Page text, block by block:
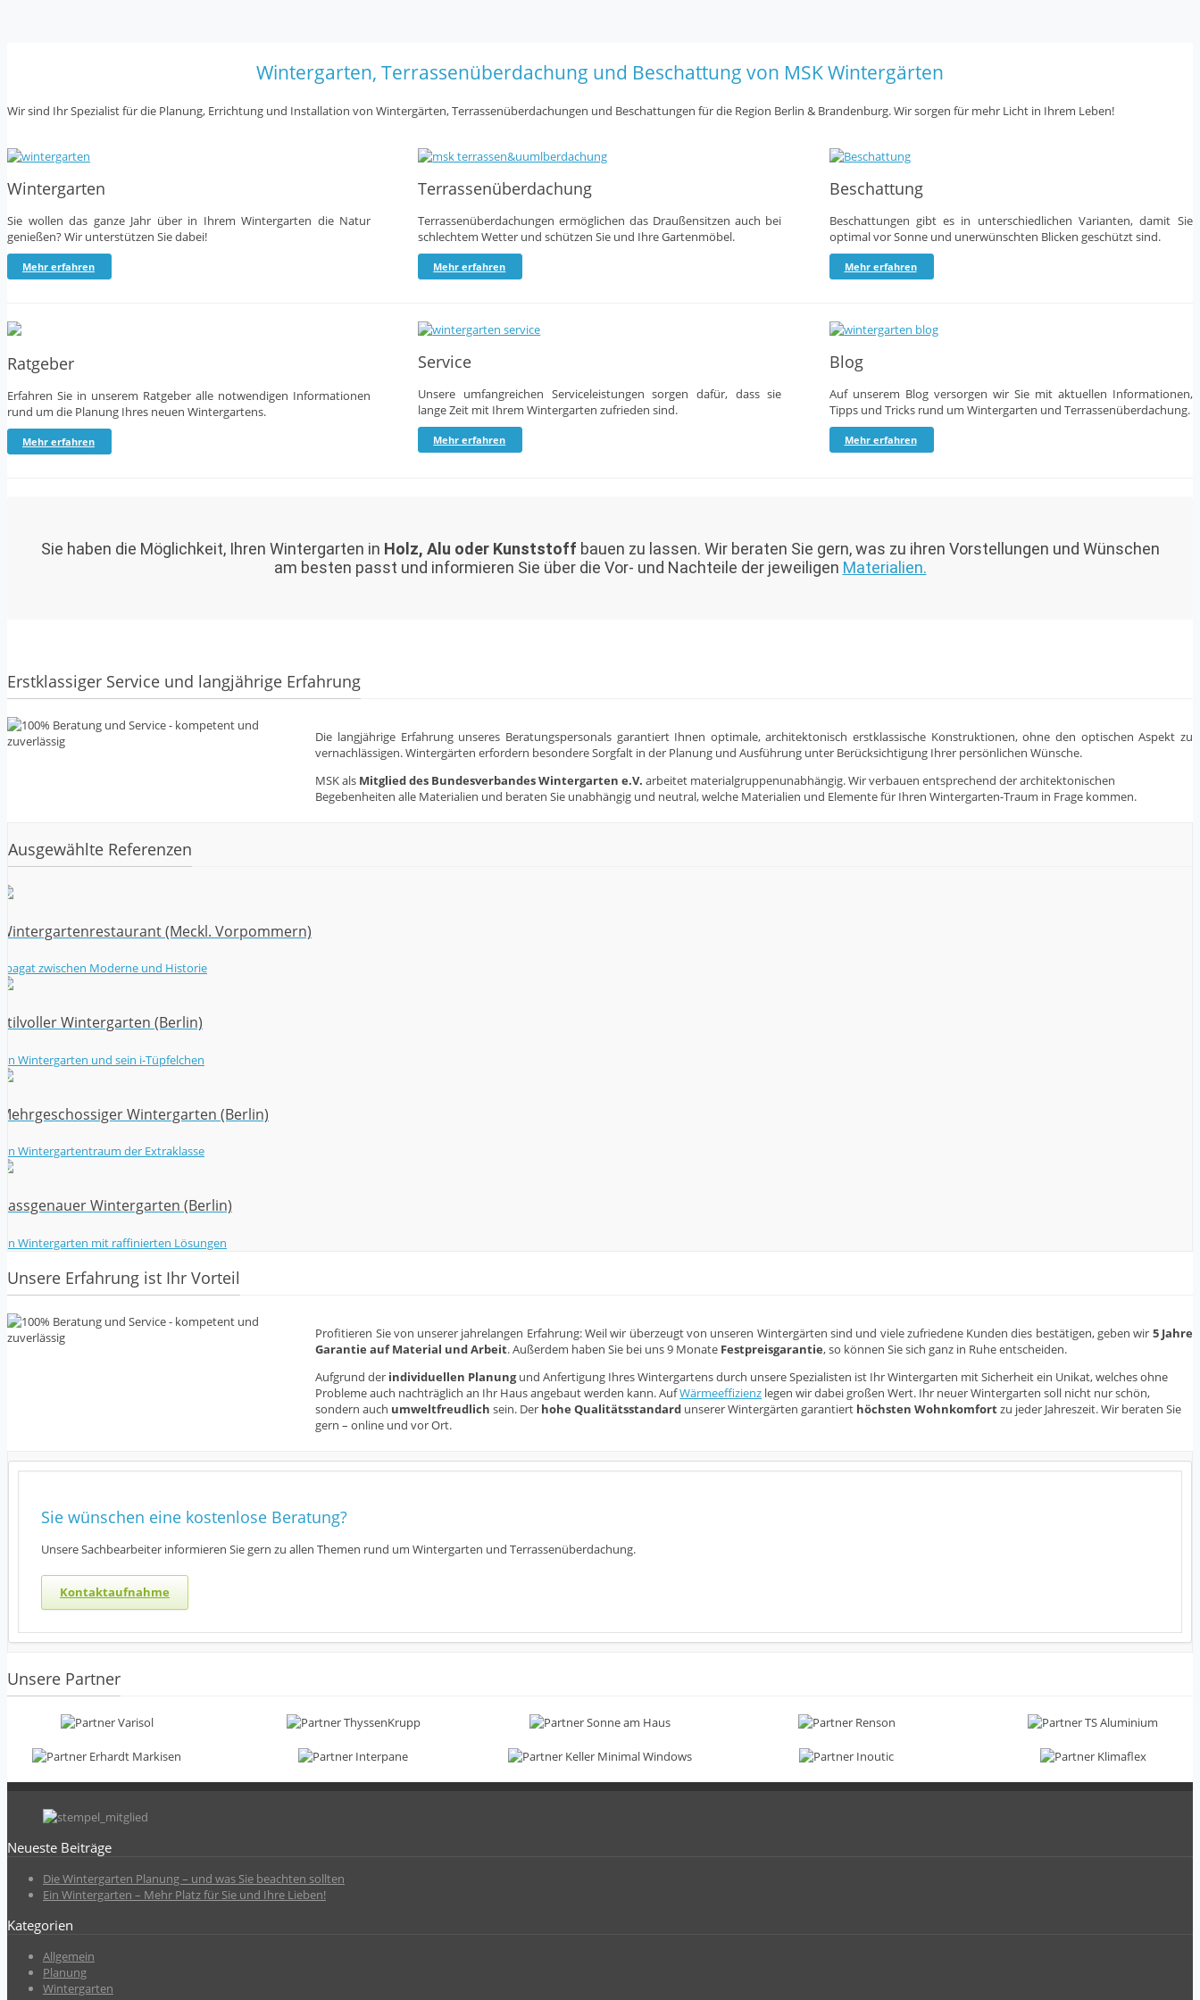
Wintergarten, Terrassenüberdachung und Beschattung von MSK Wintergärten
Wir sind Ihr Spezialist für die Planung, Errichtung und Installation von Wintergärten, Terrassenüberdachungen und Beschattungen für die Region Berlin & Brandenburg. Wir sorgen für mehr Licht in Ihrem Leben!
Wintergarten
Sie wollen das ganze Jahr über in Ihrem Wintergarten die Natur
genießen? Wir unterstützen Sie dabei!
Mehr erfahren
Terrassenüberdachung
Terrassenüberdachungen ermöglichen das Draußensitzen auch bei
schlechtem Wetter und schützen Sie und Ihre Gartenmöbel.
Mehr erfahren
Beschattung
Beschattungen gibt es in unterschiedlichen Varianten, damit Sie
optimal vor Sonne und unerwünschten Blicken geschützt sind.
Mehr erfahren
Ratgeber
Erfahren Sie in unserem Ratgeber alle notwendigen Informationen
rund um die Planung Ihres neuen Wintergartens.
Mehr erfahren
Service
Unsere umfangreichen Serviceleistungen sorgen dafür, dass sie
lange Zeit mit Ihrem Wintergarten zufrieden sind.
Mehr erfahren
Blog
Auf unserem Blog versorgen wir Sie mit aktuellen Informationen,
Tipps und Tricks rund um Wintergarten und Terrassenüberdachung.
Mehr erfahren
Sie haben die Möglichkeit, Ihren Wintergarten in Holz, Alu oder Kunststoff bauen zu lassen. Wir beraten Sie gern, was zu ihren Vorstellungen und Wünschen
am besten passt und informieren Sie über die Vor- und Nachteile der jeweiligen Materialien.
Erstklassiger Service und langjährige Erfahrung
Die langjährige Erfahrung unseres Beratungspersonals garantiert Ihnen optimale, architektonisch erstklassische Konstruktionen, ohne den optischen Aspekt zu
vernachlässigen. Wintergärten erfordern besondere Sorgfalt in der Planung und Ausführung unter Berücksichtigung Ihrer persönlichen Wünsche.
MSK als Mitglied des Bundesverbandes Wintergarten e.V. arbeitet materialgruppenunabhängig. Wir verbauen entsprechend der architektonischen
Begebenheiten alle Materialien und beraten Sie unabhängig und neutral, welche Materialien und Elemente für Ihren Wintergarten-Traum in Frage kommen.
Ausgewählte Referenzen
Wintergartenrestaurant (Meckl. Vorpommern)
Spagat zwischen Moderne und Historie
Stilvoller Wintergarten (Berlin)
Ein Wintergarten und sein i-Tüpfelchen
Mehrgeschossiger Wintergarten (Berlin)
Ein Wintergartentraum der Extraklasse
Passgenauer Wintergarten (Berlin)
Ein Wintergarten mit raffinierten Lösungen
Unsere Erfahrung ist Ihr Vorteil
Profitieren Sie von unserer jahrelangen Erfahrung: Weil wir überzeugt von unseren Wintergärten sind und viele zufriedene Kunden dies bestätigen, geben wir 5 Jahre
Garantie auf Material und Arbeit. Außerdem haben Sie bei uns 9 Monate Festpreisgarantie, so können Sie sich ganz in Ruhe entscheiden.
Aufgrund der individuellen Planungund Anfertigung Ihres Wintergartens durch unsere Spezialisten ist Ihr Wintergarten mit Sicherheit ein Unikat, welches ohne
Probleme auch nachträglich an Ihr Haus angebaut werden kann. AufWärmeeffizienz legen wir dabei großen Wert. Ihr neuer Wintergarten soll nicht nur schön,
sondern auch umweltfreudlich sein. Der hohe Qualitätsstandard unserer Wintergärten garantiert höchsten Wohnkomfortzu jeder Jahreszeit. Wir beraten Sie
gern – online und vor Ort.
Sie wünschen eine kostenlose Beratung?
Unsere Sachbearbeiter informieren Sie gern zu allen Themen rund um Wintergarten und Terrassenüberdachung.
Kontaktaufnahme
Unsere Partner
Neueste Beiträge
Die Wintergarten Planung – und was Sie beachten sollten
Ein Wintergarten – Mehr Platz für Sie und Ihre Lieben!
Kategorien
Allgemein
Planung
Wintergarten